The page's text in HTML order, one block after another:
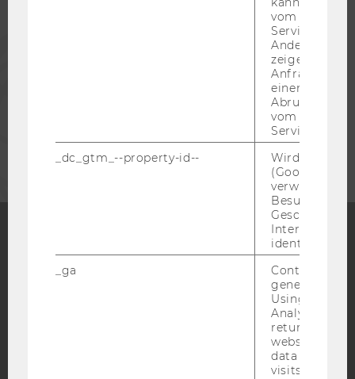
FacebookInstagramBlog
Bluesky
vom AMP-
Service
Andere
zeigen Opt-
Anfrage im
einen Fehler
Abrufen
vom AMP
Service an.
_dc_gtm_--property-id--
Wird von
(Google Tag
verwendet,
Besucher
Geschlecht
Interessen zu
identifizieren.
_ga
Contains a
generated
Using this
Analytics can
returning
website and
data from
visits.